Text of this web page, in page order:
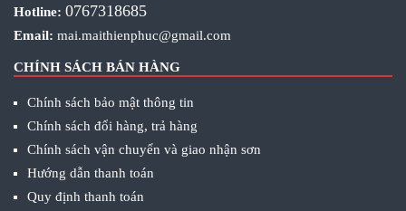
Hotline: 0767318685
Email: mai.maithienphuc@gmail.com
CHÍNH SÁCH BÁN HÀNG
Chính sách bảo mật thông tin
Chính sách đổi hàng, trả hàng
Chính sách vận chuyển và giao nhận sơn
Hướng dẫn thanh toán
Quy định thanh toán